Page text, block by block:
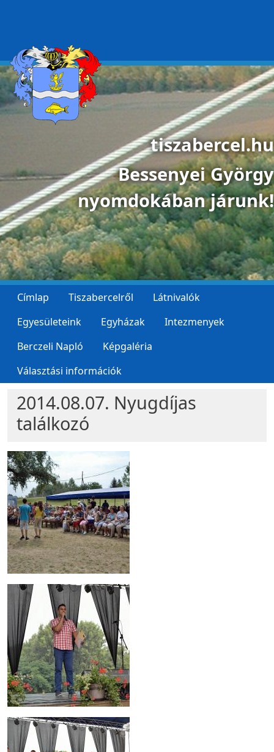
tiszabercel.hu
Bessenyei György
nyomdokában járunk!
Címlap Tiszabercelről
Látnivalók
Egyesületeink
Egyházak
Intezmenyek
Berczeli Napló
Képgaléria
Választási információk
2014.08.07. Nyugdíjas
találkozó